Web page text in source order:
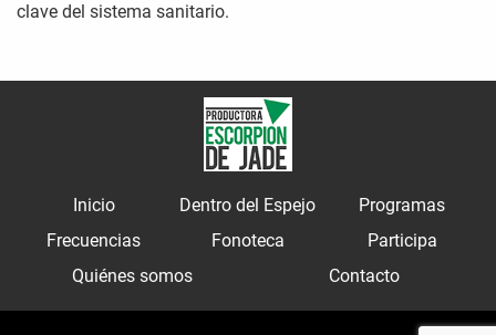
clave del sistema sanitario.
Inicio Dentro del Espejo
Programas
Frecuencias
Fonoteca
Participa
Quiénes somos
Contacto